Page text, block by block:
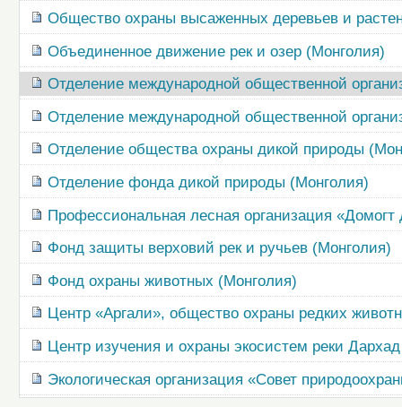
Общество охраны высаженных деревьев и
Объединенное движение рек и озер (Монголия)
Отделение международной общественной
Отделение международной общественной
Отделение общества охраны дикой природы
Отделение фонда дикой природы (Монголия)
Профессиональная лесная организация
Фонд защиты верховий рек и ручьев (Монголия)
Фонд охраны животных (Монголия)
Центр «Аргали», общество охраны редких
Центр изучения и охраны экосистем реки
Экологическая организация «Совет